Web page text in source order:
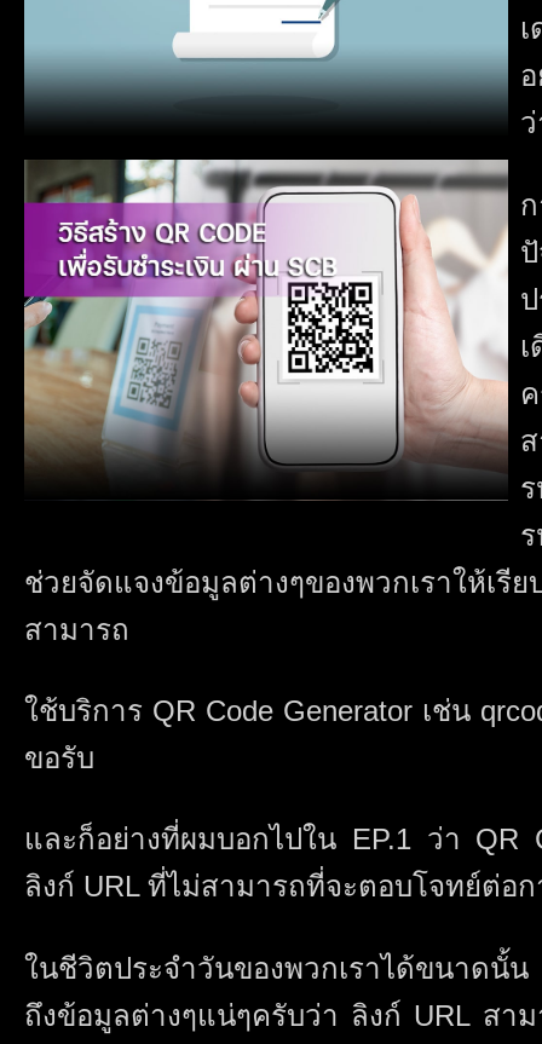
ช่วยจัดแจงข้อมูลต่างๆของพวกเราให้เ
สามารถ
ใช้บริการ QR Code Generator เช่น
ขอรับ
และก็อย่างที่ผมบอกไปใน EP.1 ว่า QR
ลิงก์ URL ที่ไม่สามารถที่จะตอบโจทย์ต่อก
ในชีวิตประจำวันของพวกเราได้ขนาดนั้
ถึงข้อมูลต่างๆแน่ๆครับว่า ลิงก์ URL สา